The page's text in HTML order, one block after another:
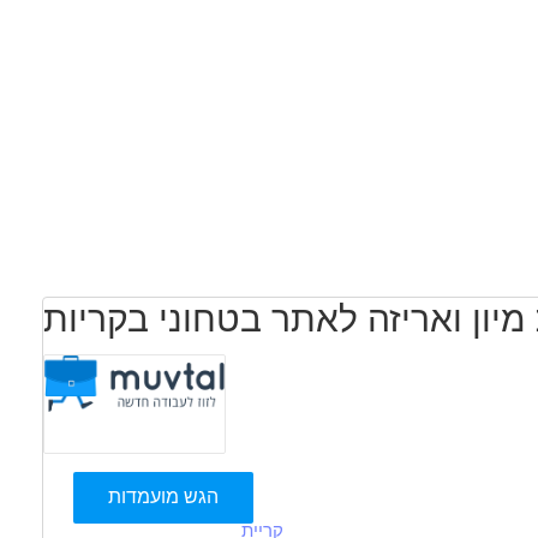
ואריזה לאתר בטחוני בקריות
הגש מועמדות
קריית